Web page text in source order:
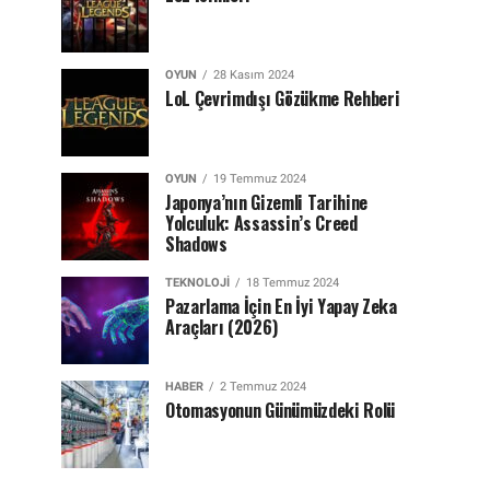
OYUN 28 Kasım 2024
LoL Çevrimdışı Gözükme Rehberi
OYUN 19 Temmuz 2024
Japonya’nın Gizemli Tarihine
Yolculuk: Assassin’s Creed
Shadows
TEKNOLOJI 18 Temmuz 2024
Pazarlama İçin En İyi Yapay Zeka
Araçları (2026)
HABER 2 Temmuz 2024
Otomasyonun Günümüzdeki Rolü